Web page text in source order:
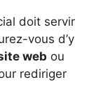
doit servir
vous d’y
web ou
rediriger